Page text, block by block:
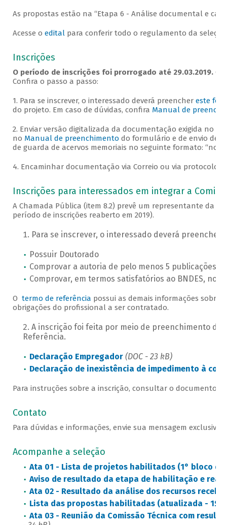
As propostas estão na “Etapa 6 - Análise documental e
Acesse o editalpara conferir todo o regulamento da
Inscrições
O período de inscrições foi prorrogado até 29.03.2019.
Confira o passo a passo:
1. Para se inscrever, o interessado deverá preencher este
do projeto. Em caso de dúvidas, confira Manual de
2. Enviar versão digitalizada da documentação exigida no
no Manual de preenchimento do formulário e de envio de
de guarda de acervos memoriais no seguinte formato:
4. Encaminhar documentação via Correio ou via protocolo
Inscrições para interessados em integrar a
A Chamada Pública (item 8.2) prevê um representante da
período de inscrições reaberto em 2019).
Para se inscrever, o interessado deverá
Possuir Doutorado
Comprovar a autoria de pelo menos 5 publicações
Comprovar, em termos satisfatórios ao BNDES,
O termo de referência possui as demais informações sobre
obrigações do profissional a ser contratado.
A inscrição foi feita por meio de preenchimento de
Referência.
Declaração Empregador(DOC - 23 kB)
Declaração de inexistência de impedimento à
Para instruções sobre a inscrição, consultar o documento
Contato
Para dúvidas e informações, envie sua mensagem
Acompanhe a seleção
Ata 01 - Lista de projetos habilitados (1° bloco de
Aviso de resultado da etapa de habilitação e
Ata 02 - Resultado da análise dos recursos
Lista das propostas habilitadas (atualizada - 1º
Ata 03 - Reunião da Comissão Técnica com